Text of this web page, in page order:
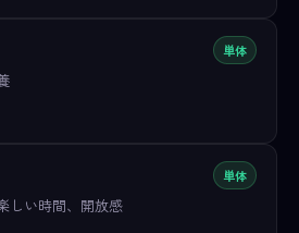
単体
単体
しい時間、開放感